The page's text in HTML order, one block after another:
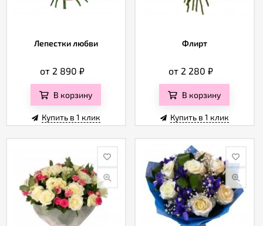
Лепестки любви
от 2 890₽
В корзину
Купить в 1 клик
Флирт
от 2 280₽
В корзину
Купить в 1 клик